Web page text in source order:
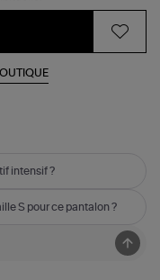
intensif ?
S pour ce pantalon ?